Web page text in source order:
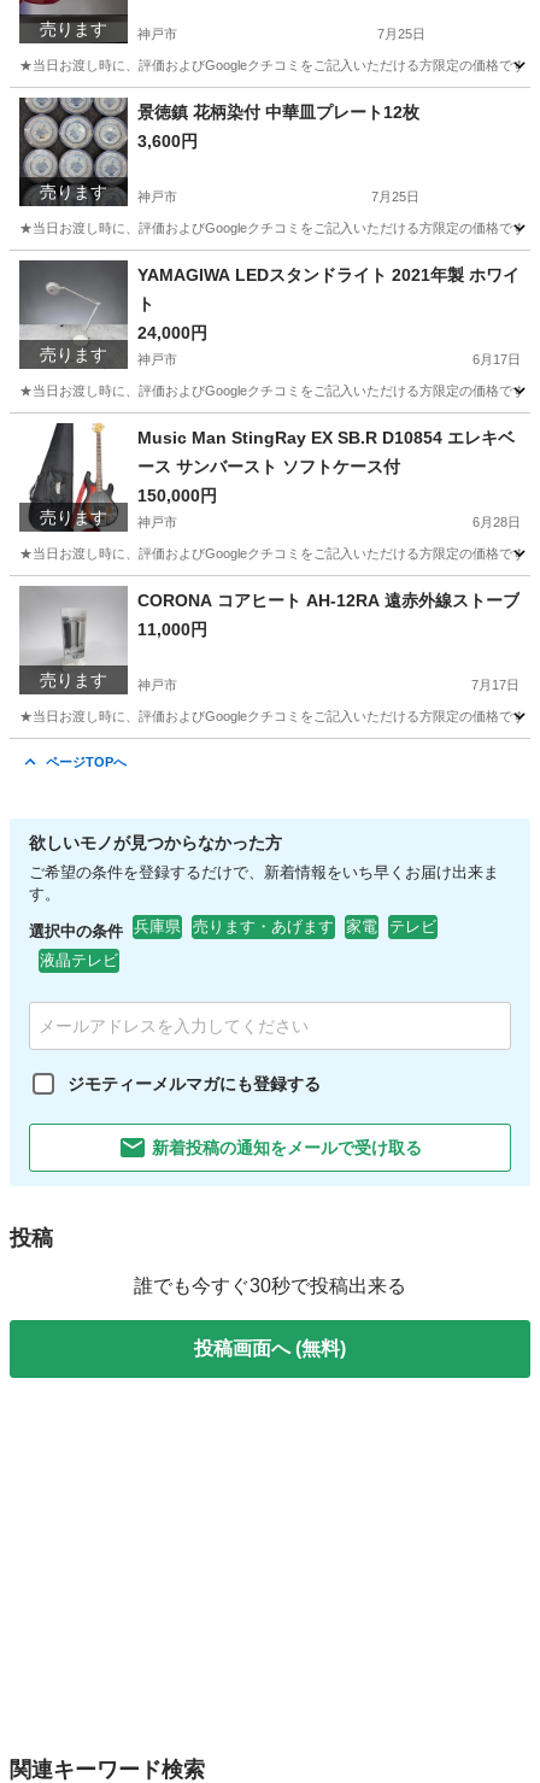
売ります 神戸市 7月25日
★当日お渡し時に、評価およびGoogleクチコミをご記入いただける方限定の価格です
兵庫 神戸市 生活家電
売ります
景徳鎮 花柄染付 中華皿プレート12枚
3,600円
神戸市 7月25日
★当日お渡し時に、評価およびGoogleクチコミをご記入いただける方限定の価格です
兵庫 神戸市
売ります
YAMAGIWA LEDスタンドライト 2021年製 ホワイ
ト
24,000円
神戸市 6月17日
★当日お渡し時に、評価およびGoogleクチコミをご記入いただける方限定の価格です
兵庫 神戸市
売ります
Music Man StingRay EX SB.R D10854 エレキベ
ース サンバースト ソフトケース付
150,000円
神戸市 6月28日
★当日お渡し時に、評価およびGoogleクチコミをご記入いただける方限定の価格です
兵庫 神戸市
売ります
CORONA コアヒート AH-12RA 遠赤外線ストーブ
11,000円
神戸市 7月17日
★当日お渡し時に、評価およびGoogleクチコミをご記入いただける方限定の価格です
ページTOPへ
欲しいモノが見つからなかった方
ご希望の条件を登録するだけで、新着情報をいち早くお届け出来ま
す。
選択中の条件 兵庫県 売ります・あげます 家電
テレビ
液晶テレビ
ジモティーメルマガにも登録する
新着投稿の通知をメールで受け取る
投稿
誰でも今すぐ30秒で投稿出来る
投稿画面へ (無料)
関連キーワード検索